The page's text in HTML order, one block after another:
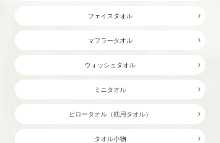
フェイスタオル
マフラータオル
ウォッシュタオル
ミニタオル
ピロータオル（枕用タオル）
タオル小物